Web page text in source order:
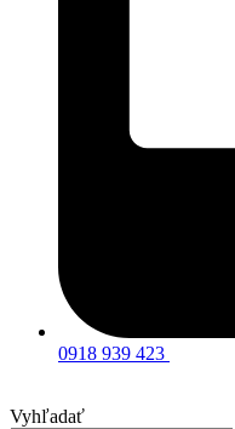
0918 939 423
Vyhľadať